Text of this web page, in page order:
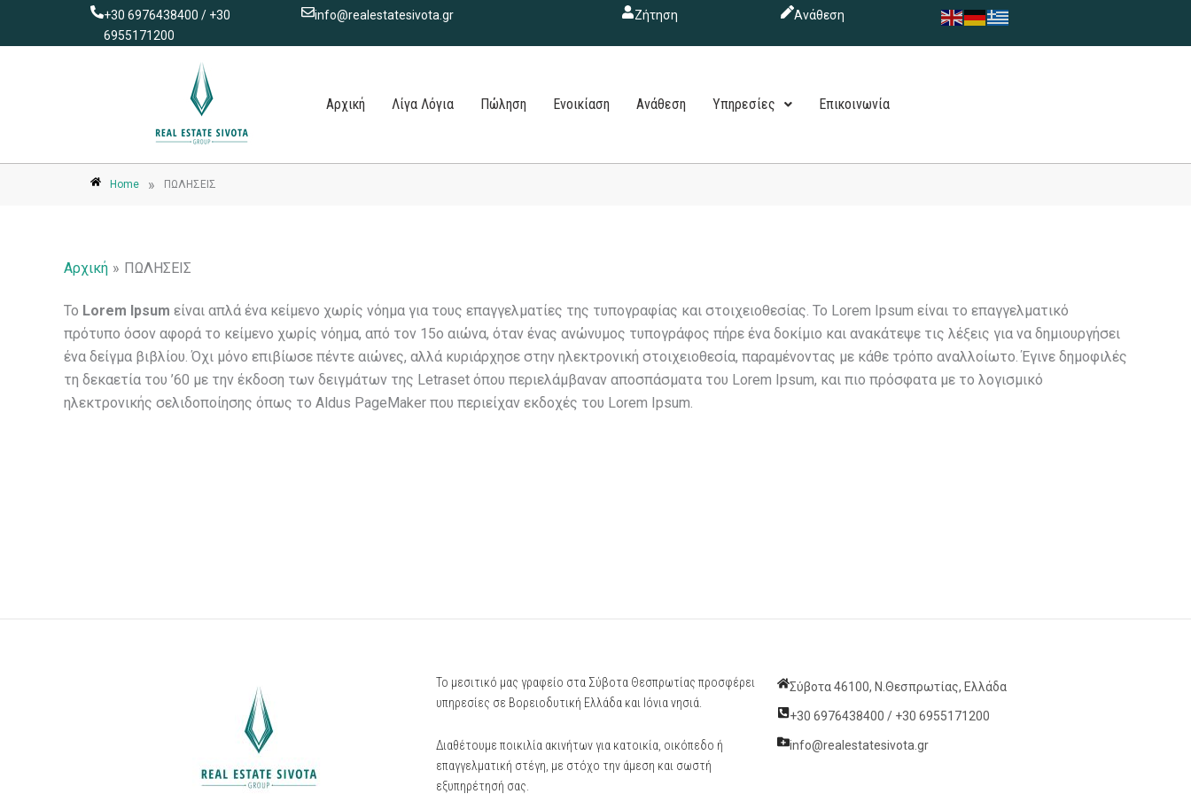
+30 6976438400 / +30
6955171200
info@realestatesivota.gr Ζήτηση Ανάθεση
Αρχική Λίγα Λόγια Πώληση Ενοικίαση Ανάθεση Υπηρεσίες Επικοινωνία
Home » ΠΩΛΗΣΕΙΣ
Αρχική ΠΩΛΗΣΕΙΣ
Το Lorem Ipsum είναι απλά ένα κείμενο χωρίς νόημα για τους επαγγελματίες της τυπογραφίας και στοιχειοθεσίας. Το Lorem Ipsum είναι το επαγγελματικό
πρότυπο όσον αφορά το κείμενο χωρίς νόημα, από τον 15ο αιώνα, όταν ένας ανώνυμος τυπογράφος πήρε ένα δοκίμιο και ανακάτεψε τις λέξεις για να δημιουργήσει
ένα δείγμα βιβλίου. Όχι μόνο επιβίωσε πέντε αιώνες, αλλά κυριάρχησε στην ηλεκτρονική στοιχειοθεσία, παραμένοντας με κάθε τρόπο αναλλοίωτο. Έγινε δημοφιλές
τη δεκαετία του ’60 με την έκδοση των δειγμάτων της Letraset όπου περιελάμβαναν αποσπάσματα του Lorem Ipsum, και πιο πρόσφατα με το λογισμικό
ηλεκτρονικής σελιδοποίησης όπως το Aldus PageMaker που περιείχαν εκδοχές του Lorem Ipsum.
Το μεσιτικό μας γραφείο στα Σύβοτα Θεσπρωτίας προσφέρει
υπηρεσίες σε Βορειοδυτική Ελλάδα και Ιόνια νησιά.
Διαθέτουμε ποικιλία ακινήτων για κατοικία, οικόπεδο ή
επαγγελματική στέγη, με στόχο την άμεση και σωστή
εξυπηρέτησή σας.
Σύβοτα 46100, Ν.Θεσπρωτίας, Ελλάδα
+30 6976438400 / +30 6955171200
info@realestatesivota.gr